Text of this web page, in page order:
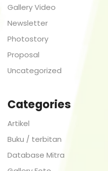
Gallery Video
Newsletter
Photostory
Proposal
Uncategorized
Categories
Artikel
Buku / terbitan
Database Mitra